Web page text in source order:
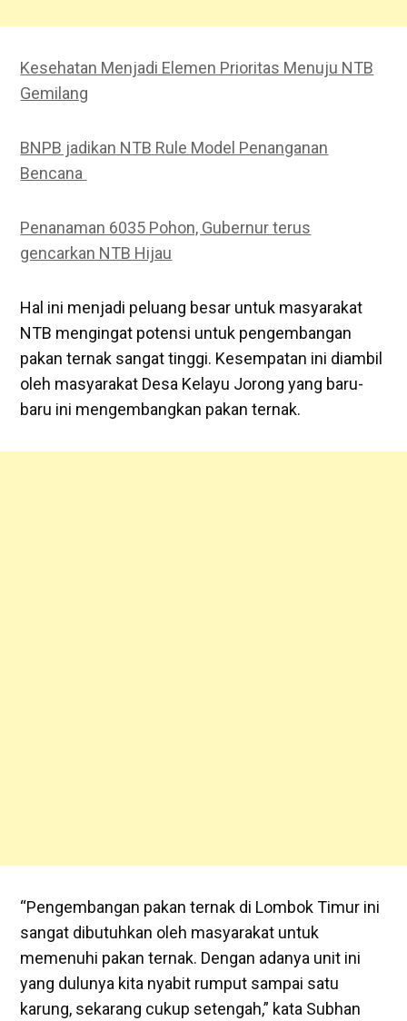
Kesehatan Menjadi Elemen Prioritas Menuju NTB
Gemilang
BNPB jadikan NTB Rule Model Penanganan
Bencana
Penanaman 6035 Pohon, Gubernur terus
gencarkan NTB Hijau
Hal ini menjadi peluang besar untuk masyarakat
NTB mengingat potensi untuk pengembangan
pakan ternak sangat tinggi. Kesempatan ini diambil
oleh masyarakat Desa Kelayu Jorong yang baru-
baru ini mengembangkan pakan ternak.
“Pengembangan pakan ternak di Lombok Timur ini
sangat dibutuhkan oleh masyarakat untuk
memenuhi pakan ternak. Dengan adanya unit ini
yang dulunya kita nyabit rumput sampai satu
karung, sekarang cukup setengah,” kata Subhan